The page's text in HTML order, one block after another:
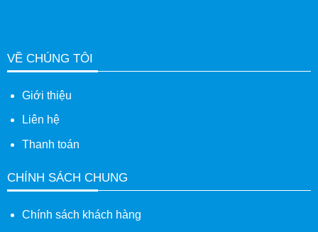
VỀ CHÚNG TÔI
Giới thiệu
Liên hệ
Thanh toán
CHÍNH SÁCH CHUNG
Chính sách khách hàng